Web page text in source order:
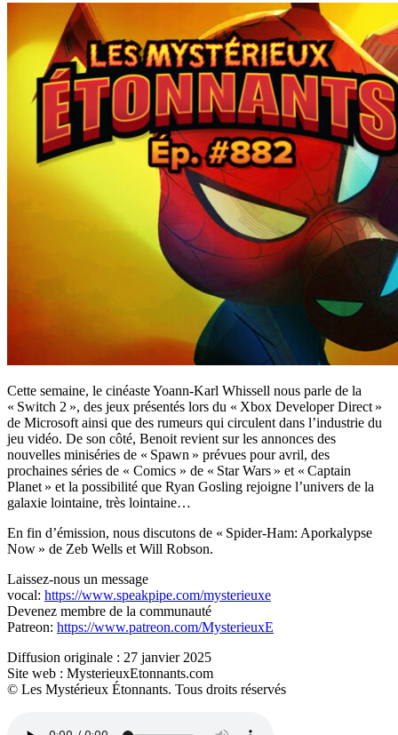
Cette semaine, le cinéaste Yoann-Karl Whissell nous parle de la
« Switch 2 », des jeux présentés lors du « Xbox Developer Direct »
de Microsoft ainsi que des rumeurs qui circulent dans l’industrie du
jeu vidéo. De son côté, Benoit revient sur les annonces des
nouvelles miniséries de « Spawn » prévues pour avril, des
prochaines séries de « Comics » de « Star Wars » et « Captain
Planet » et la possibilité que Ryan Gosling rejoigne l’univers de la
galaxie lointaine, très lointaine…
En fin d’émission, nous discutons de « Spider-Ham: Aporkalypse
Now » de Zeb Wells et Will Robson.
Laissez-nous un message
vocal: https://www.speakpipe.com/mysterieuxe
Devenez membre de la communauté
Patreon: https://www.patreon.com/MysterieuxE
Diffusion originale : 27 janvier 2025
Site web : MysterieuxEtonnants.com
© Les Mystérieux Étonnants. Tous droits réservés